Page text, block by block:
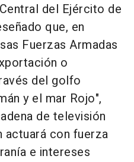
del Ejército de
que, en
Fuerzas Armadas
o
del golfo
y el mar Rojo",
de televisión
actuará con fuerza
e intereses